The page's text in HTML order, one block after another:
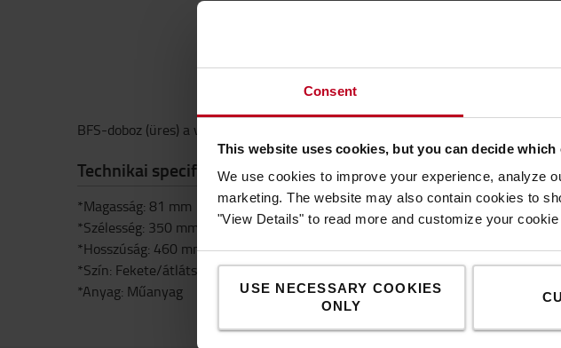
Consent
This website uses cookies, but you can decide which
We use cookies to improve your experience, analyze
marketing. The website may also contain cookies to
"View Details" to read more and customize your
USE NECESSARY COOKIES
ONLY
BFS-doboz (üres) a vízfeltöltő alkatrészekhez
Technikai specifikációk
*Magasság: 81 mm
*Szélesség: 350 mm
*Hosszúság: 460 mm
*Szín: Fekete/átlátszó
*Anyag: Műanyag